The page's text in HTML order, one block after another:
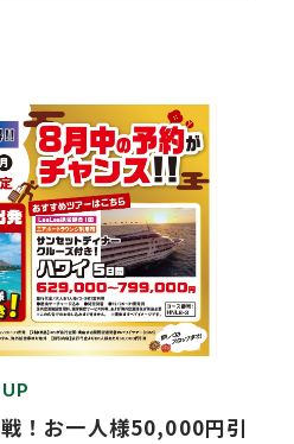
！お一人様50,000円引